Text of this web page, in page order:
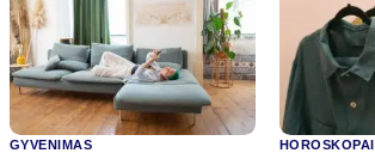
GYVENIMAS HOROSKOPAI